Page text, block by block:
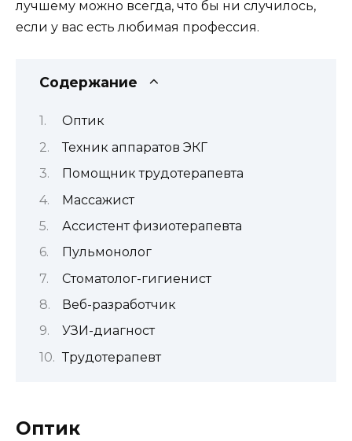
лучшему можно всегда, что бы ни случилось,
если у вас есть любимая профессия.
Содержание
Оптик
Техник аппаратов ЭКГ
Помощник трудотерапевта
Массажист
Ассистент физиотерапевта
Пульмонолог
Стоматолог-гигиенист
Веб-разработчик
УЗИ-диагност
Трудотерапевт
Оптик